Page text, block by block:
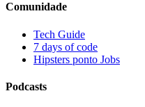
Comunidade
Tech Guide
7 days of code
Hipsters ponto Jobs
Podcasts